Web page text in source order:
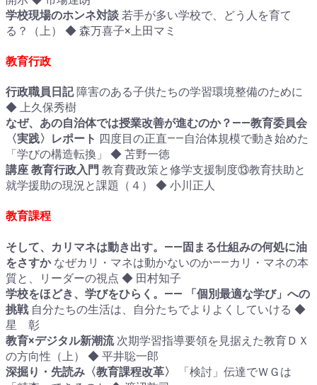
学校現場のホンネ対談 若手が多い学校で、どう人を育て
る？（上） ◆ 森万喜子×上田マミ
教育行政
行政職員日記障害のある子供たちの学習環境整備のために
◆ 上久保秀樹
なぜ、あの自治体では授業改善が進むのか？――教育委員会
〈実践〉レポート 四度目の正直――自治体規模で動き始めた
「学びの構造転換」 ◆ 苫野一徳
講座 教育行政入門 教育費政策と修学支援制度⑬教育扶助と
就学援助の現況と課題（４） ◆ 小川正人
教育課程
そして、カリマネは動き出す。――固まる仕組みの何処に油
をさすか なぜカリ・マネは動かないのか――カリ・マネの本
質と、リーダーの視点 ◆ 田村知子
学校をほどき、学びをひらく。―― 「個別最適な学び」への
挑戦 自分たちの生活は、自分たちでよりよくしていける ◆
星 彰
教育×デジタル新潮流 次期学習指導要領を見据えた教育ＤＸ
の方向性（上） ◆ 平井聡一郎
深掘り・先読み〈教育課程改革〉
「検討」伝達でＷＧは